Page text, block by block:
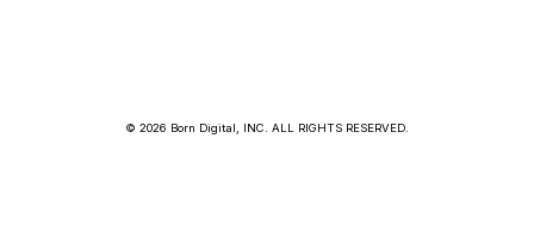
© 2026 Born Digital, INC. ALL RIGHTS RESERVED.